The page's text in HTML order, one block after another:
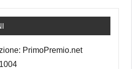
PrimoPremio.net